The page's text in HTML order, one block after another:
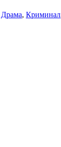
Драма, Криминал